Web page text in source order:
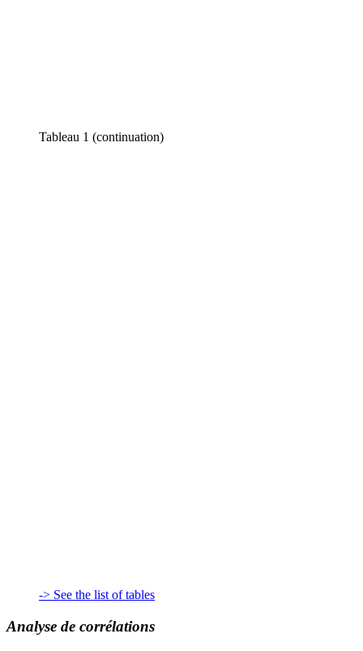
Tableau 1 (continuation)
-> See the list of tables
Analyse de corrélations